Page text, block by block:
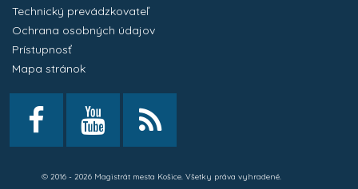
Technický prevádzkovateľ
Ochrana osobných údajov
Prístupnosť
Mapa stránok
© 2016 - 2026 Magistrát mesta Košice. Všetky práva vyhradené.